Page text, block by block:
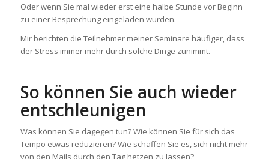
Oder wenn Sie mal wieder erst eine halbe Stunde vor Beginn
zu einer Besprechung eingeladen wurden.
Mir berichten die Teilnehmer meiner Seminare häufiger, dass
der Stress immer mehr durch solche Dinge zunimmt.
So können Sie auch wieder
entschleunigen
Was können Sie dagegen tun? Wie können Sie für sich das
Tempo etwas reduzieren? Wie schaffen Sie es, sich nicht mehr
von den Mails durch den Tag hetzen zu lassen?